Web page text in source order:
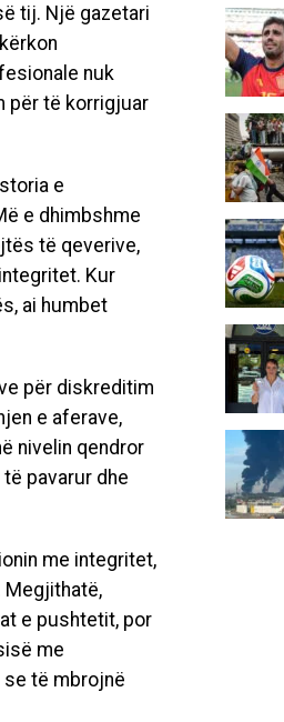
tij. Një gazetari
nuk
për të korrigjuar
e
e dhimbshme
të qeverive,
Kur
ai humbet
për diskreditim
e aferave,
nivelin qendror
të pavarur dhe
me integritet,
Megjithatë,
e pushtetit, por
me
se të mbrojnë